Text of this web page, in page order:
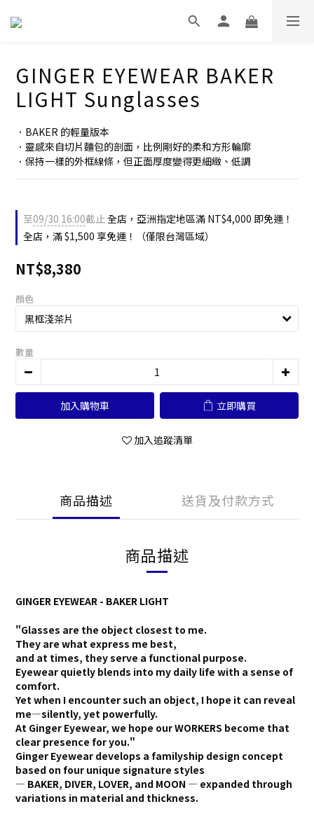
GINGER EYEWEAR BAKER
LIGHT Sunglasses
．BAKER 的輕量版本
．靈感來自切片麵包的剖面，比例剛好的柔和方形輪廓
．保持一樣的外框線條，但正面厚度變得更細緻、低調
至09/30 16:00截止全店，亞洲指定地區滿 NT$4,000 即免運！
全店，滿 $1,500 享免運！（僅限台灣區域）
NT$8,380
顏色
數量
加入購物車 立即購買
加入追蹤清單
商品描述 送貨及付款方式
商品描述
GINGER EYEWEAR - BAKER LIGHT
"Glasses are the object closest to me.
They are what express me best,
and at times, they serve a functional purpose.
Eyewear quietly blends into my daily life with a sense of
comfort.
Yet when I encounter such an object, I hope it can reveal
me—silently, yet powerfully.
At Ginger Eyewear, we hope our WORKERS become that
clear presence for you."
Ginger Eyewear develops a familyship design concept
based on four unique signature styles
— BAKER, DIVER, LOVER, and MOON — expanded through
variations in material and thickness.